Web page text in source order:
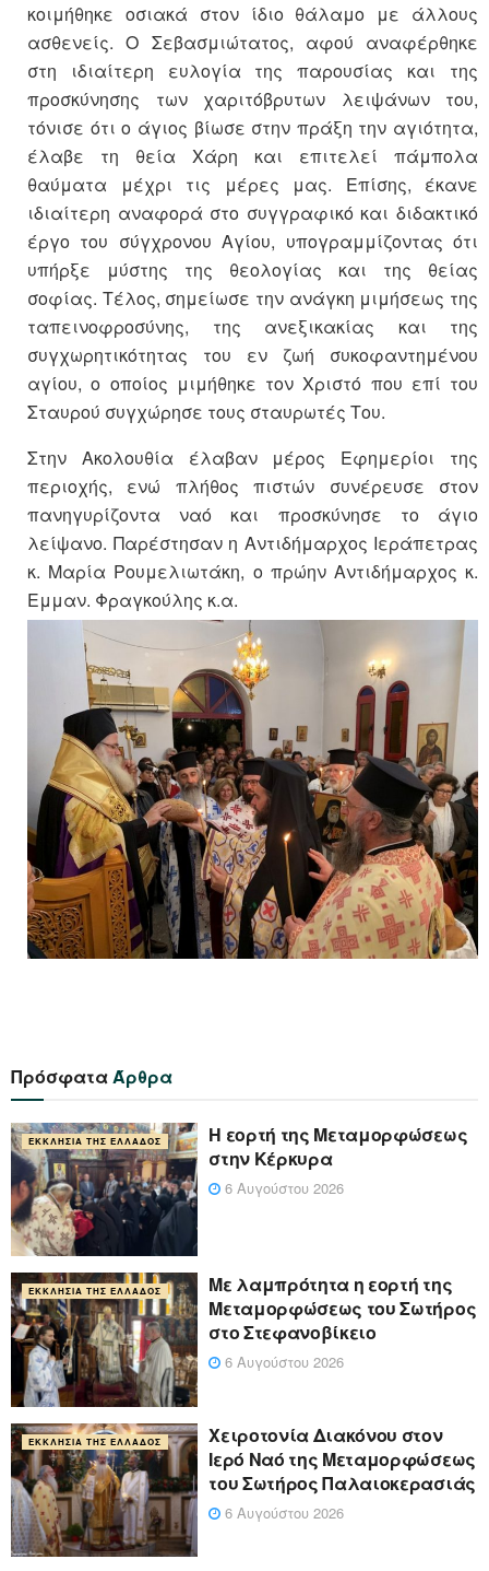
κοιμήθηκε οσιακά στον ίδιο θάλαμο με άλλους
ασθενείς. Ο Σεβασμιώτατος, αφού αναφέρθηκε
στη ιδιαίτερη ευλογία της παρουσίας και της
προσκύνησης των χαριτόβρυτων λειψάνων του,
τόνισε ότι ο άγιος βίωσε στην πράξη την αγιότητα,
έλαβε τη θεία Χάρη και επιτελεί πάμπολα
θαύματα μέχρι τις μέρες μας. Επίσης, έκανε
ιδιαίτερη αναφορά στο συγγραφικό και διδακτικό
έργο του σύγχρονου Αγίου, υπογραμμίζοντας ότι
υπήρξε μύστης της θεολογίας και της θείας
σοφίας. Τέλος, σημείωσε την ανάγκη μιμήσεως της
ταπεινοφροσύνης, της ανεξικακίας και της
συγχωρητικότητας του εν ζωή συκοφαντημένου
αγίου, ο οποίος μιμήθηκε τον Χριστό που επί του
Σταυρού συγχώρησε τους σταυρωτές Του.
Στην Ακολουθία έλαβαν μέρος Εφημερίοι της
περιοχής, ενώ πλήθος πιστών συνέρευσε στον
πανηγυρίζοντα ναό και προσκύνησε το άγιο
λείψανο. Παρέστησαν η Αντιδήμαρχος Ιεράπετρας
κ. Μαρία Ρουμελιωτάκη, ο πρώην Αντιδήμαρχος κ.
Εμμαν. Φραγκούλης κ.α.
ΠρόσφαταΆρθρα
ΕΚΚΛΗΣΊΑ ΤΗΣ ΕΛΛΆΔΟΣ
Η εορτή της Μεταμορφώσεως
στην Κέρκυρα
6 Αυγούστου 2026
ΕΚΚΛΗΣΊΑ ΤΗΣ ΕΛΛΆΔΟΣ
Με λαμπρότητα η εορτή της
Μεταμορφώσεως του Σωτήρος
στο Στεφανοβίκειο
6 Αυγούστου 2026
ΕΚΚΛΗΣΊΑ ΤΗΣ ΕΛΛΆΔΟΣ
Χειροτονία Διακόνου στον
Ιερό Ναό της Μεταμορφώσεως
του Σωτήρος Παλαιοκερασιάς
6 Αυγούστου 2026